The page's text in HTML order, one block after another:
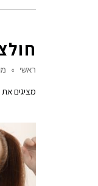
ראשי »
מציגים את כל ⁦10⁩